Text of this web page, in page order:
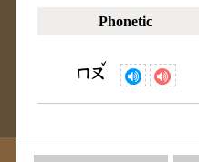
Phonetic
ㄇㄡ
ˇ